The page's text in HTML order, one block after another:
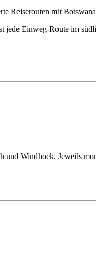
Reiserouten mit
jede Einweg-Route im
Windhoek. Jeweils